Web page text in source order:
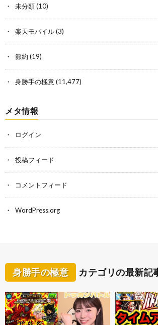
未分類(10)
楽天モバイル(3)
節約 (19)
身勝手の極意(11,477)
メタ情報
ログイン
投稿フィード
コメントフィード
WordPress.org
身勝手の極意 カテゴリの最新記